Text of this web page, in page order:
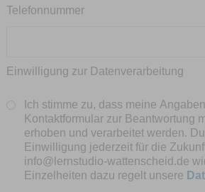
Telefonnummer
Einwilligung zur Datenverarbeitung
Ich stimme zu, dass meine
Kontaktformular zur Beantwortung
erhoben und verarbeitet werden.
Einwilligung jederzeit für die
info@lernstudio-wattenscheid.de
Einzelheiten dazu regelt unsere